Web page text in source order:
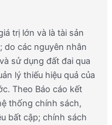
trị lớn và là tài sản
do các nguyên nhân
sử dụng đất đai qua
lý thiếu hiệu quả của
Theo Báo cáo kết
thống chính sách,
bất cập; chính sách